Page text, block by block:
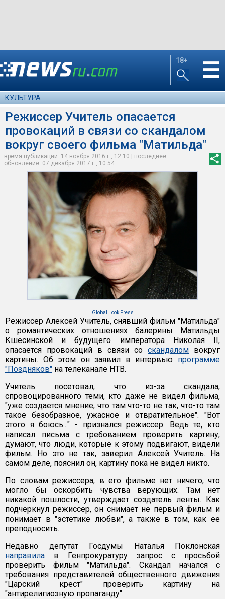
18+ ☰
КУЛЬТУРА
Режиссер Учитель опасается
провокаций в связи со скандалом
вокруг своего фильма "Матильда"
время публикации: 14 ноября 2016 г., 12:10 | последнее
обновление: 07 декабря 2017 г., 10:54
Global Look Press
Режиссер Алексей Учитель, снявший фильм "Матильда"
о романтических отношениях балерины Матильды
Кшесинской и будущего императора Николая II,
опасается провокаций в связи со скандалом вокруг
картины. Об этом он заявил в интервью программе
"Поздняков" на телеканале НТВ.
Учитель посетовал, что из-за скандала,
спровоцированного теми, кто даже не видел фильма,
"уже создается мнение, что там что-то не так, что-то там
такое безобразное, ужасное и отвратительное". "Вот
этого я боюсь..." - признался режиссер. Ведь те, кто
написал письма с требованием проверить картину,
думают, что люди, которые к этому подвигают, видели
фильм. Но это не так, заверил Алексей Учитель. На
самом деле, пояснил он, картину пока не видел никто.
По словам режиссера, в его фильме нет ничего, что
могло бы оскорбить чувства верующих. Там нет
никакой пошлости, утверждает создатель ленты. Как
подчеркнул режиссер, он снимает не первый фильм и
понимает в "эстетике любви", а также в том, как ее
преподносить.
Недавно депутат Госдумы Наталья Поклонская
направила в Генпрокуратуру запрос с просьбой
проверить фильм "Матильда". Скандал начался с
требования представителей общественного движения
"Царский крест" проверить картину на
"антирелигиозную пропаганду".